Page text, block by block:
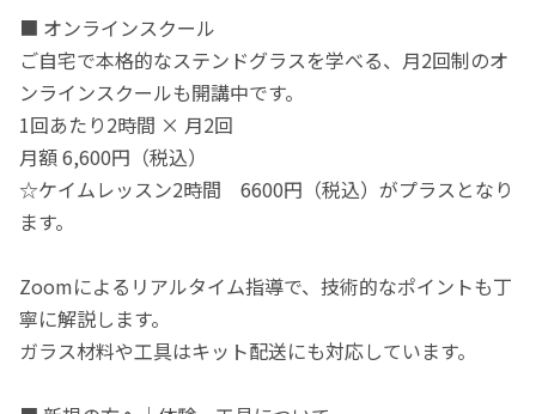
■ オンラインスクール
ご自宅で本格的なステンドグラスを学べる、月2回制のオ
ンラインスクールも開講中です。
1回あたり2時間 × 月2回
月額 6,600円（税込）
☆ケイムレッスン2時間 6600円（税込）がプラスとなり
ます。
Zoomによるリアルタイム指導で、技術的なポイントも丁
寧に解説します。
ガラス材料や工具はキット配送にも対応しています。